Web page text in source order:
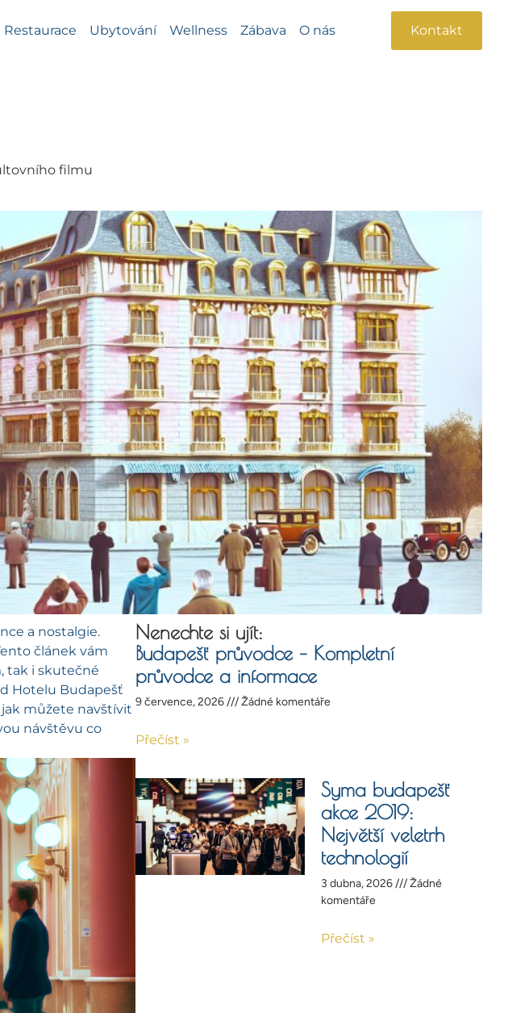
Restaurace Ubytování Wellness Zábava O nás Kontakt
filmu
a nostalgie.
článek vám
tak i skutečné
Hotelu Budapešť
můžete navštívit
návštěvu co
Nenechte si ujít:
Budapešť průvodce – Kompletní
průvodce a informace
9 července, 2026 Žádné komentáře
Přečíst »
Syma budapešť
akce 2019:
Největší veletrh
technologií
3 dubna, 2026
Žádné
komentáře
Přečíst »